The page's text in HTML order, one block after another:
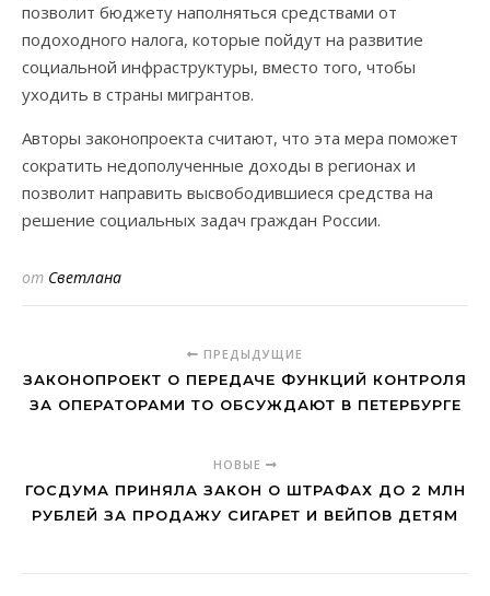
позволит бюджету наполняться средствами от
подоходного налога, которые пойдут на развитие
социальной инфраструктуры, вместо того, чтобы
уходить в страны мигрантов.
Авторы законопроекта считают, что эта мера поможет
сократить недополученные доходы в регионах и
позволит направить высвободившиеся средства на
решение социальных задач граждан России.
от Светлана
ПРЕДЫДУЩИЕ
ЗАКОНОПРОЕКТ О ПЕРЕДАЧЕ ФУНКЦИЙ КОНТРОЛЯ
ЗА ОПЕРАТОРАМИ ТО ОБСУЖДАЮТ В ПЕТЕРБУРГЕ
НОВЫЕ
ГОСДУМА ПРИНЯЛА ЗАКОН О ШТРАФАХ ДО 2 МЛН
РУБЛЕЙ ЗА ПРОДАЖУ СИГАРЕТ И ВЕЙПОВ ДЕТЯМ